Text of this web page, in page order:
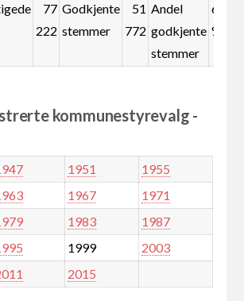
77
222
Godkjente
stemmer
51
772
Andel
godkjente
stemmer
67,0
%
kommunestyrevalg -
1951
1955
1967
1971
1983
1987
1999
2003
2015